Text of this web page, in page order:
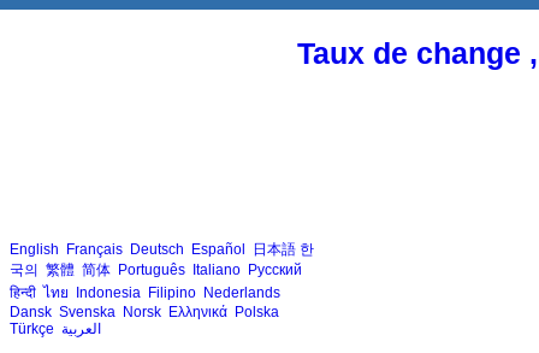
Taux de change
English Français Deutsch Español 日本語 한
국의 繁體 简体 Português Italiano Русский
हिन्दी ไทย Indonesia Filipino Nederlands
Dansk Svenska Norsk Ελληνικά Polska
Türkçe العربية